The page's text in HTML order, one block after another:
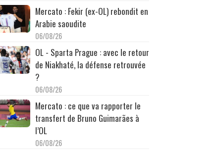
Mercato : Fekir (ex-OL) rebondit en
Arabie saoudite
06/08/26
OL - Sparta Prague : avec le retour
de Niakhaté, la défense retrouvée
?
06/08/26
Mercato : ce que va rapporter le
transfert de Bruno Guimarães à
l’OL
06/08/26